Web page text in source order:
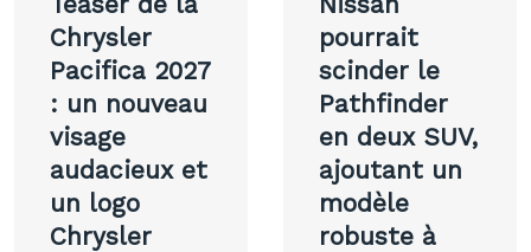
de
l’article
Chrysler
Pacifica 2027
: un nouveau
visage
audacieux et
un logo
Chrysler
pourrait
scinder le
Pathfinder
en deux SUV,
ajoutant un
modèle
robuste à